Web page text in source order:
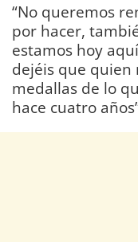
“No queremos
por hacer,
estamos hoy
dejéis que quien
medallas de lo
hace cuatro